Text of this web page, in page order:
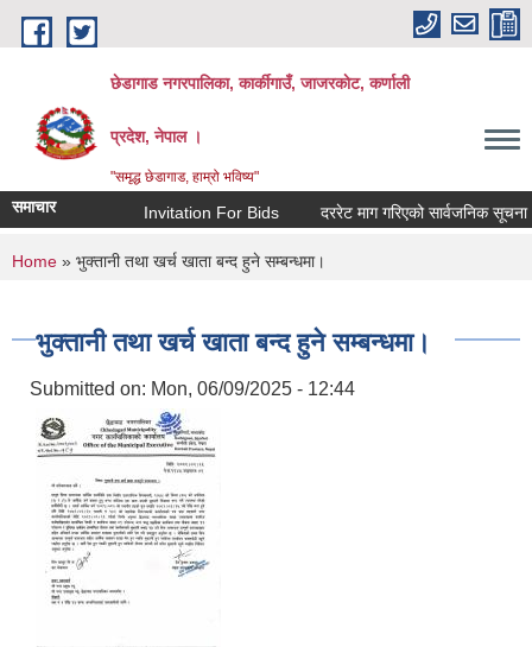
Skip to main content
छेडागाड नगरपालिका, कार्कीगाउँ, जाजरकाेट, कर्णाली
प्रदेश, नेपाल ।
"समृद्ध छेडागाड, हाम्रो भविष्य"
समाचार Invitation For Bids दररेट माग गरिएको सार्वजनिक सूचना।
You are here
Home » भुक्तानी तथा खर्च खाता बन्द हुने सम्बन्धमा।
भुक्तानी तथा खर्च खाता बन्द हुने सम्बन्धमा।
Submitted on: Mon, 06/09/2025 - 12:44